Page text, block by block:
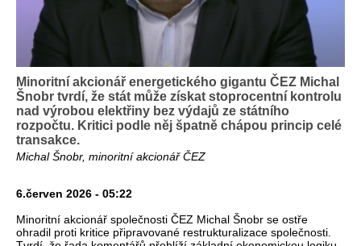
Minoritní akcionář energetického gigantu ČEZ Michal
Šnobr tvrdí, že stát může získat stoprocentní kontrolu
nad výrobou elektřiny bez výdajů ze státního
rozpočtu. Kritici podle něj špatně chápou princip celé
transakce.
Michal Šnobr, minoritní akcionář ČEZ
6.červen 2026 - 05:22
Minoritní akcionář společnosti ČEZ Michal Šnobr se ostře
ohradil proti kritice připravované restrukturalizace společnosti.